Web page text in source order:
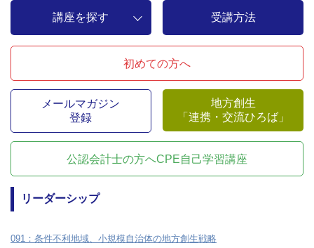
講座を探す 受講方法
初めての方へ
メールマガジン
登録
地方創生
「連携・交流ひろば」
公認会計士の方へCPE自己学習講座
リーダーシップ
091：条件不利地域、小規模自治体の地方創生戦略